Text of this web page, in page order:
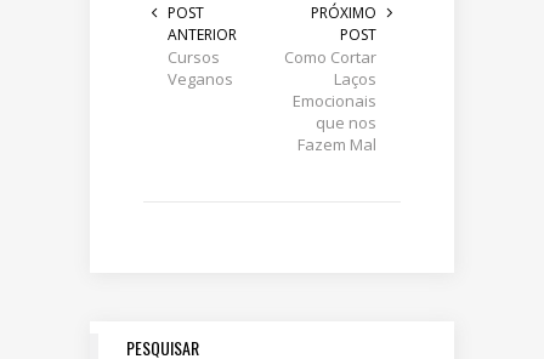
POST
ANTERIOR
Cursos
Veganos
PRÓXIMO
POST
Como Cortar
Laços
Emocionais
que nos
Fazem Mal
PESQUISAR